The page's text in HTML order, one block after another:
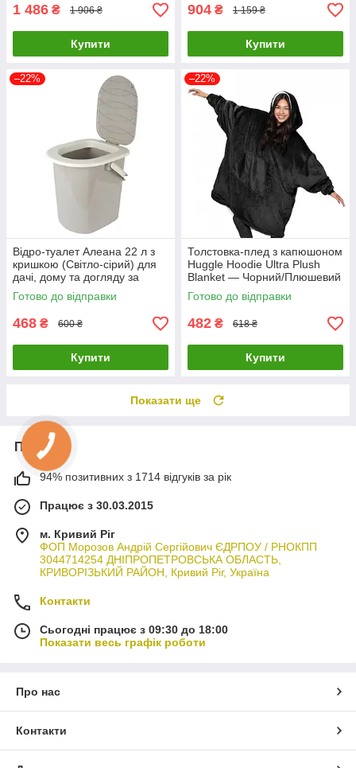
1 486 ₴ 1 906 ₴
Купити
904 ₴ 1 159 ₴
Купити
–22%
Відро-туалет Алеана 22 л з
кришкою (Світло-сірий) для
дачі, дому та догляду за
хворими/Біотуалет
Готово до відправки
468 ₴ 600 ₴
Купити
–22%
Толстовка-плед з капюшоном
Huggle Hoodie Ultra Plush
Blanket — Чорний/Плюшевий
кофта/Плід із рукавами
Готово до відправки
482 ₴ 618 ₴
Купити
Показати ще
Про нас
94% позитивних з 1714 відгуків за рік
Працює з 30.03.2015
м. Кривий Ріг
ФОП Морозов Андрій Сергійович ЄДРПОУ / РНОКПП
3044714254 ДНІПРОПЕТРОВСЬКА ОБЛАСТЬ,
КРИВОРІЗЬКИЙ РАЙОН, Кривий Ріг, Україна
Контакти
Сьогодні працює з 09:30 до 18:00
Показати весь графік роботи
Про нас
Контакти